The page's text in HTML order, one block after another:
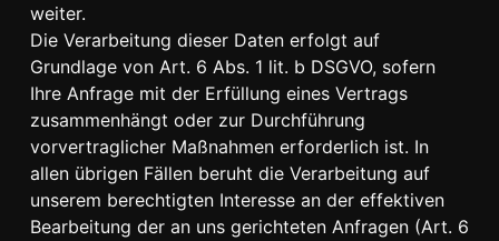
weiter.
Die Verarbeitung dieser Daten erfolgt auf
Grundlage von Art. 6 Abs. 1 lit. b DSGVO, sofern
Ihre Anfrage mit der Erfüllung eines Vertrags
zusammenhängt oder zur Durchführung
vorvertraglicher Maßnahmen erforderlich ist. In
allen übrigen Fällen beruht die Verarbeitung auf
unserem berechtigten Interesse an der effektiven
Bearbeitung der an uns gerichteten Anfragen (Art. 6